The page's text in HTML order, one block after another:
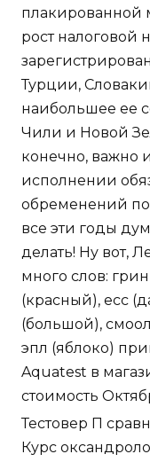
плакированной
рост налоговой
Турции,
наибольшее ее
Чили и Новой
конечно, важно
исполнении
обременений по
все эти годы
делать! Ну вот,
много слов:
(красный), есс
(большой),
эпл (яблоко)
Aquatest в
стоимость
Тестовер П
Курс